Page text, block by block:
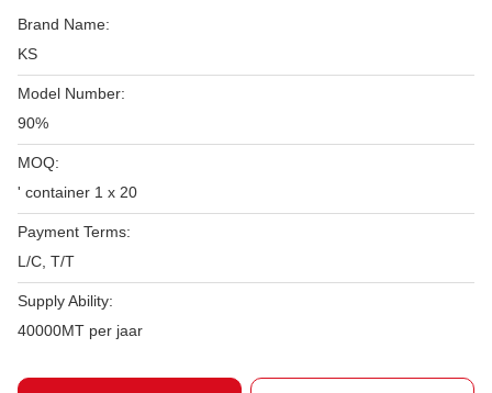
Brand Name:
KS
Model Number:
90%
MOQ:
' container 1 x 20
Payment Terms:
L/C, T/T
Supply Ability:
40000MT per jaar